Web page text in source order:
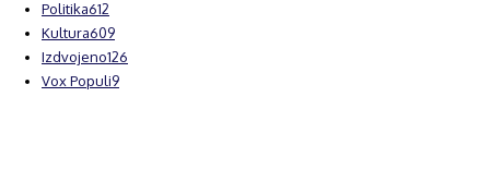
Politika612
Kultura609
Izdvojeno126
Vox Populi9